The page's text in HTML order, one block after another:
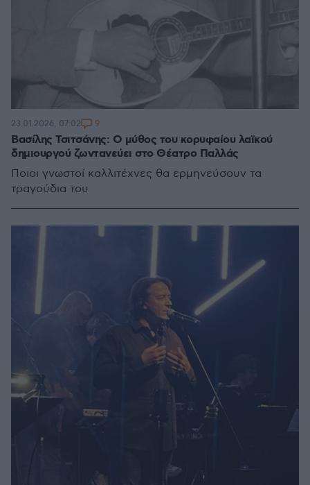
Βασίλης Τσιτσάνης: Ο μύθος του κορυφαίου λαϊκού
δημιουργού ζωντανεύει στο Θέατρο Παλλάς
Ποιοι γνωστοί καλλιτέχνες θα ερμηνεύσουν τα
τραγούδια του
23.01.2026, 07:02 9